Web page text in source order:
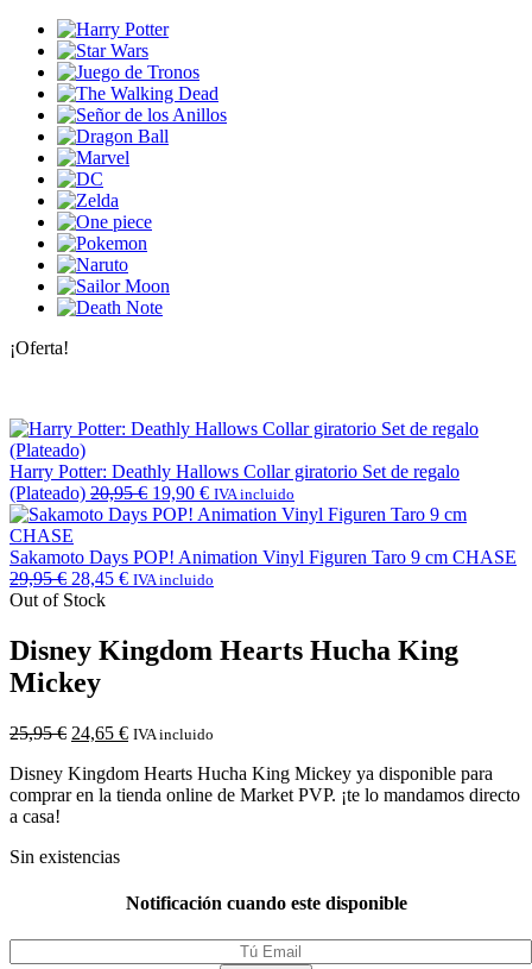
¡Oferta!
Harry Potter: Deathly Hallows Collar giratorio Set de regalo
(Plateado) 20,95€ 19,90 € IVA incluido
Sakamoto Days POP! Animation Vinyl Figuren Taro 9 cm CHASE
29,95€ 28,45 € IVA incluido
Out of Stock
Disney Kingdom Hearts Hucha King
Mickey
25,95€ 24,65 € IVA incluido
Disney Kingdom Hearts Hucha King Mickey ya disponible para
comprar en la tienda online de Market PVP. ¡te lo mandamos directo
a casa!
Sin existencias
Notificación cuando este disponible